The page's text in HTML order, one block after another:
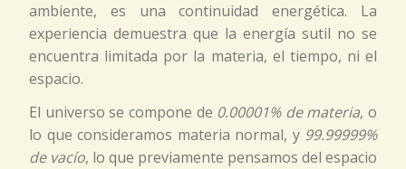
ambiente, es una continuidad energética. La
experiencia demuestra que la energía sutil no se
encuentra limitada por la materia, el tiempo, ni el
espacio.
El universo se compone de 0.00001% de materia, o
lo que consideramos materia normal, y 99.99999%
de vacío, lo que previamente pensamos del espacio